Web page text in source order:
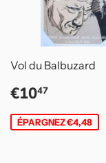
Vol du Balbuzard
Prix
réduit
€1047
ÉPARGNEZ €4,48